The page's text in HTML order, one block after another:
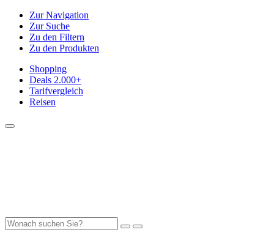
Zur Navigation
Zur Suche
Zu den Filtern
Zu den Produkten
Shopping
Deals 2.000+
Tarifvergleich
Reisen